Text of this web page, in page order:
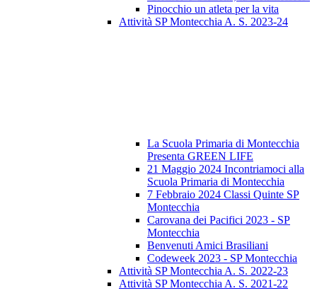
Pinocchio un atleta per la vita
Attività SP Montecchia A. S. 2023-24
La Scuola Primaria di Montecchia
Presenta GREEN LIFE
21 Maggio 2024 Incontriamoci alla
Scuola Primaria di Montecchia
7 Febbraio 2024 Classi Quinte SP
Montecchia
Carovana dei Pacifici 2023 - SP
Montecchia
Benvenuti Amici Brasiliani
Codeweek 2023 - SP Montecchia
Attività SP Montecchia A. S. 2022-23
Attività SP Montecchia A. S. 2021-22